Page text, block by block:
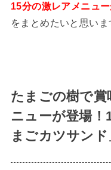
15分の激レアメニュ
をまとめたいと思いま
たまごの樹で賞
ニューが登場！
まごカツサンド